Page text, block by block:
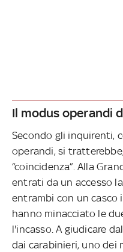
Il modus operandi
Secondo gli inquirenti,
operandi, si
“coincidenza”. Alla
entrati da un accesso
entrambi con un casco
hanno minacciato le
l'incasso. A giudicare
dai carabinieri, uno dei